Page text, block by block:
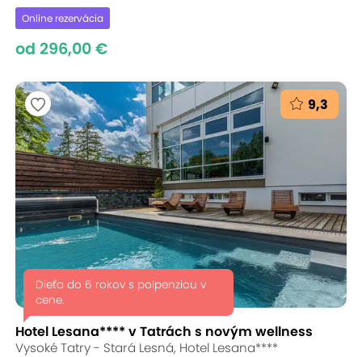
Online rezervácia
od 296,00 €
9,3
Dieťa do 6 rokov s polpenziou v
cene.
Hotel Lesana**** v Tatrách s novým wellness
Vysoké Tatry - Stará Lesná, Hotel Lesana****